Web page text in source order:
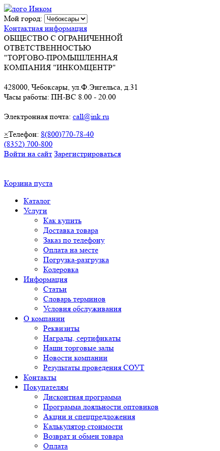
Мой город:
Контактная информация
ОБЩЕСТВО С ОГРАНИЧЕННОЙ
ОТВЕТСТВЕННОСТЬЮ
"ТОРГОВО-ПРОМЫШЛЕННАЯ
КОМПАНИЯ "ИНКОМЦЕНТР"
428000, Чебоксары, ул.Ф.Энгельса, д.31
Часы работы: ПН-ВС 8.00 - 20.00
Электронная почта: call@ink.ru
×Телефон: 8(800)770-78-40
(8352) 700-800
Войти на сайт Зарегистрироваться
Корзина пуста
Каталог
Услуги
Как купить
Доставка товара
Заказ по телефону
Оплата на месте
Погрузка-разгрузка
Колеровка
Информация
Статьи
Словарь терминов
Условия обслуживания
О компании
Реквизиты
Награды, сертификаты
Наши торговые залы
Новости компании
Результаты проведения СОУТ
Контакты
Покупателям
Дисконтная программа
Программа лояльности оптовиков
Акции и спецпредложения
Калькулятор стоимости
Возврат и обмен товара
Оплата